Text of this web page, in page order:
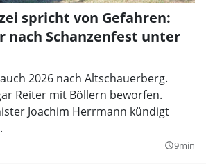
spricht von Gefahren:
nach Schanzenfest unter
2026 nach Altschauerberg.
Reiter mit Böllern beworfen.
Joachim Herrmann kündigt
query_builder9min